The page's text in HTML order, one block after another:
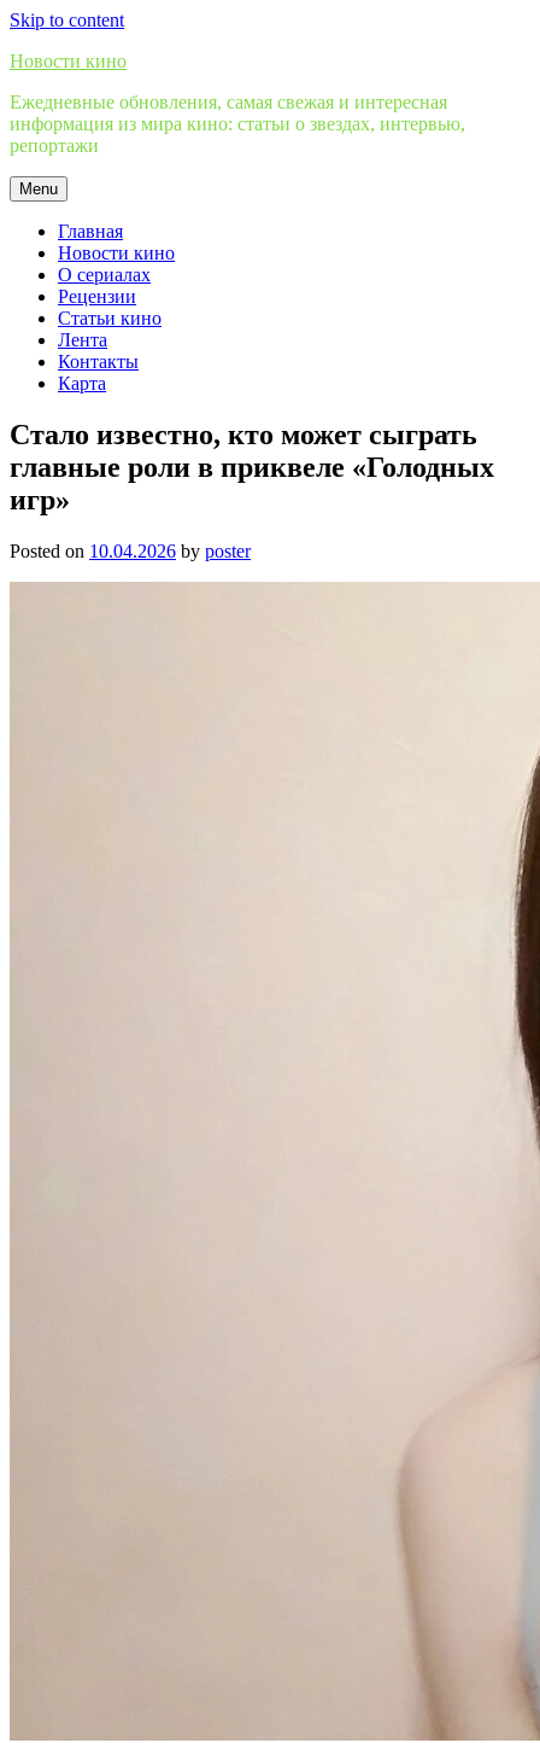
Skip to content
Новости кино
Ежедневные обновления, самая свежая и интересная
информация из мира кино: статьи о звездах, интервью,
репортажи
Menu
Главная
Новости кино
О сериалах
Рецензии
Статьи кино
Лента
Контакты
Карта
Стало известно, кто может сыграть
главные роли в приквеле «Голодных
игр»
Posted on 10.04.2026 by poster